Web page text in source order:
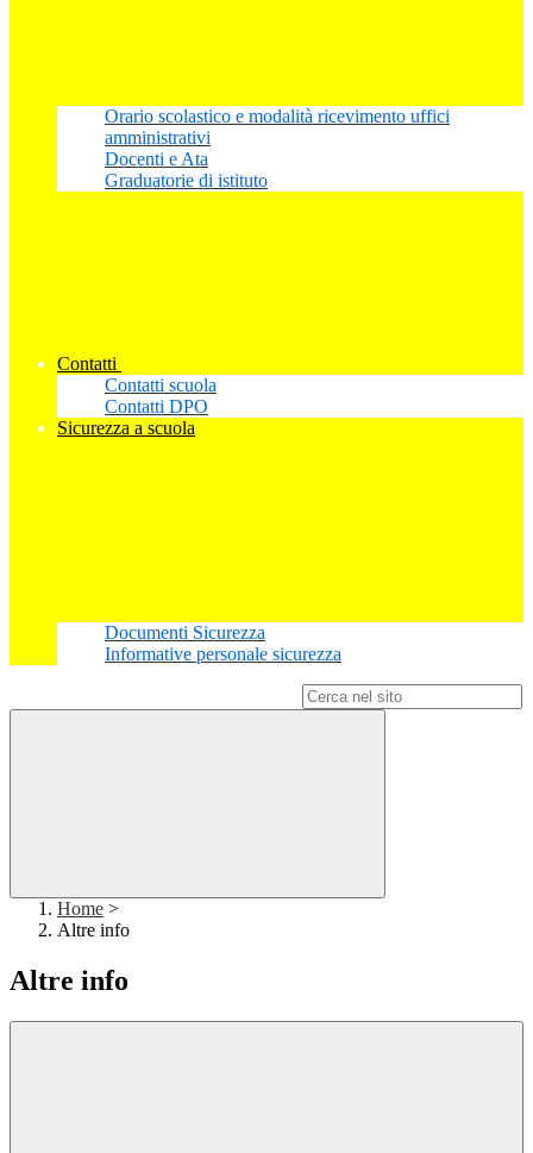
Orario scolastico e modalità ricevimento uffici
amministrativi
Docenti e Ata
Graduatorie di istituto
Contatti
Contatti scuola
Contatti DPO
Sicurezza a scuola
Documenti Sicurezza
Informative personale sicurezza
Home >
Altre info
Altre info